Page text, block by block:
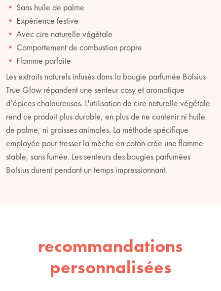
Sans huile de palme
Expérience festive
Avec cire naturelle végétale
Comportement de combustion propre
Flamme parfaite
Les extraits naturels infusés dans la bougie parfumée Bolsius
True Glow répandent une senteur cosy et aromatique
d’épices chaleureuses. L'utilisation de cire naturelle végétale
rend ce produit plus durable, en plus de ne contenir ni huile
de palme, ni graisses animales. La méthode spécifique
employée pour tresser la mèche en coton crée une flamme
stable, sans fumée. Les senteurs des bougies parfumées
Bolsius durent pendant un temps impressionnant.
recommandations
personnalisées